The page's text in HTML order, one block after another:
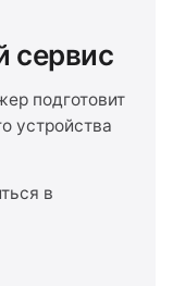
сервис
подготовит
устройства
в